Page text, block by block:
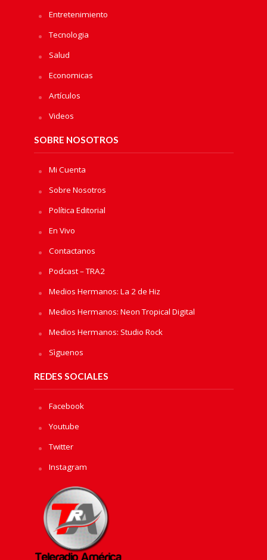
Entretenimiento
Tecnologia
Salud
Economicas
Artículos
Videos
SOBRE NOSOTROS
Mi Cuenta
Sobre Nosotros
Política Editorial
En Vivo
Contactanos
Podcast – TRA2
Medios Hermanos: La 2 de Hiz
Medios Hermanos: Neon Tropical Digital
Medios Hermanos: Studio Rock
Sìguenos
REDES SOCIALES
Facebook
Youtube
Twitter
Instagram